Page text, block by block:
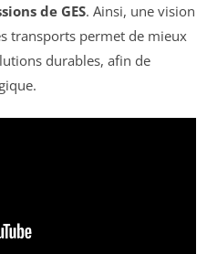
de GES. Ainsi, une vision
transports permet de mieux
durables, afin de